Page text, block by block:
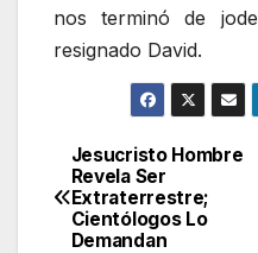
nos terminó de
resignado David.
Navegación
de
Jesucristo Hombre
Revela Ser
Extraterrestre;
Cientólogos Lo
Demandan